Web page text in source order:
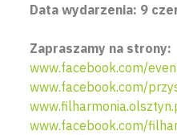
Data wydarzenia: 9
Zapraszamy na strony:
www.facebook.com/
www.facebook.com/
www.facebook.com/